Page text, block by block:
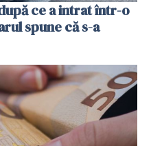
ce a intrat într-o
spune că s-a